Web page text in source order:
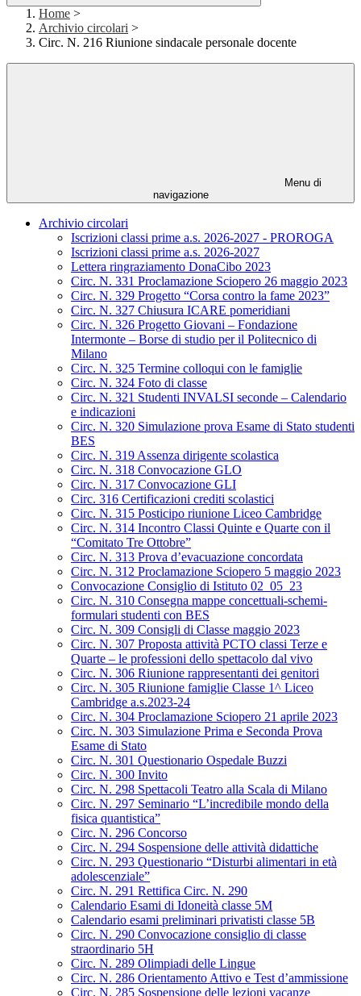
Home >
Archivio circolari >
Circ. N. 216 Riunione sindacale personale docente
Menu di
navigazione
Archivio circolari
Iscrizioni classi prime a.s. 2026-2027 - PROROGA
Iscrizioni classi prime a.s. 2026-2027
Lettera ringraziamento DonaCibo 2023
Circ. N. 331 Proclamazione Sciopero 26 maggio 2023
Circ. N. 329 Progetto “Corsa contro la fame 2023”
Circ. N. 327 Chiusura ICARE pomeridiani
Circ. N. 326 Progetto Giovani – Fondazione
Intermonte – Borse di studio per il Politecnico di
Milano
Circ. N. 325 Termine colloqui con le famiglie
Circ. N. 324 Foto di classe
Circ. N. 321 Studenti INVALSI seconde – Calendario
e indicazioni
Circ. N. 320 Simulazione prova Esame di Stato studenti
BES
Circ. N. 319 Assenza dirigente scolastica
Circ. N. 318 Convocazione GLO
Circ. N. 317 Convocazione GLI
Circ. 316 Certificazioni crediti scolastici
Circ. N. 315 Posticipo riunione Liceo Cambridge
Circ. N. 314 Incontro Classi Quinte e Quarte con il
“Comitato Tre Ottobre”
Circ. N. 313 Prova d’evacuazione concordata
Circ. N. 312 Proclamazione Sciopero 5 maggio 2023
Convocazione Consiglio di Istituto 02_05_23
Circ. N. 310 Consegna mappe concettuali-schemi-
formulari studenti con BES
Circ. N. 309 Consigli di Classe maggio 2023
Circ. N. 307 Proposta attività PCTO classi Terze e
Quarte – le professioni dello spettacolo dal vivo
Circ. N. 306 Riunione rappresentanti dei genitori
Circ. N. 305 Riunione famiglie Classe 1^ Liceo
Cambridge a.s.2023-24
Circ. N. 304 Proclamazione Sciopero 21 aprile 2023
Circ. N. 303 Simulazione Prima e Seconda Prova
Esame di Stato
Circ. N. 301 Questionario Ospedale Buzzi
Circ. N. 300 Invito
Circ. N. 298 Spettacoli Teatro alla Scala di Milano
Circ. N. 297 Seminario “L’incredibile mondo della
fisica quantistica”
Circ. N. 296 Concorso
Circ. N. 294 Sospensione delle attività didattiche
Circ. N. 293 Questionario “Disturbi alimentari in età
adolescenziale”
Circ. N. 291 Rettifica Circ. N. 290
Calendario Esami di Idoneità classe 5M
Calendario esami preliminari privatisti classe 5B
Circ. N. 290 Convocazione consiglio di classe
straordinario 5H
Circ. N. 289 Olimpiadi delle Lingue
Circ. N. 286 Orientamento Attivo e Test d’ammissione
Circ. N. 285 Sospensione delle lezioni vacanze